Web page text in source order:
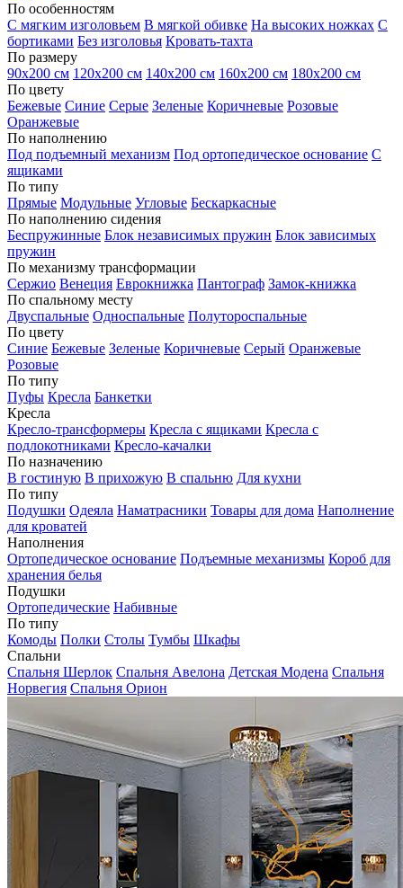
По особенностям
С мягким изголовьем В мягкой обивке На высоких ножках С
бортиками Без изголовья Кровать-тахта
По размеру
90х200 см 120х200 см 140х200 см 160х200 см 180х200 см
По цвету
Бежевые Синие Серые Зеленые Коричневые Розовые
Оранжевые
По наполнению
Под подъемный механизм Под ортопедическое основание С
ящиками
По типу
Прямые Модульные Угловые Бескаркасные
По наполнению сидения
Беспружинные Блок независимых пружин Блок зависимых
пружин
По механизму трансформации
Сержио Венеция Еврокнижка Пантограф Замок-книжка
По спальному месту
Двуспальные Односпальные Полутороспальные
По цвету
Синие Бежевые Зеленые Коричневые Серый Оранжевые
Розовые
По типу
Пуфы Кресла Банкетки
Кресла
Кресло-трансформеры Кресла с ящиками Кресла с
подлокотниками Кресло-качалки
По назначению
В гостиную В прихожую В спальню Для кухни
По типу
Подушки Одеяла Наматрасники Товары для дома Наполнение
для кроватей
Наполнения
Ортопедическое основание Подъемные механизмы Короб для
хранения белья
Подушки
Ортопедические Набивные
По типу
Комоды Полки Столы Тумбы Шкафы
Спальни
Спальня Шерлок Спальня Авелона Детская Модена Спальня
Норвегия Спальня Орион